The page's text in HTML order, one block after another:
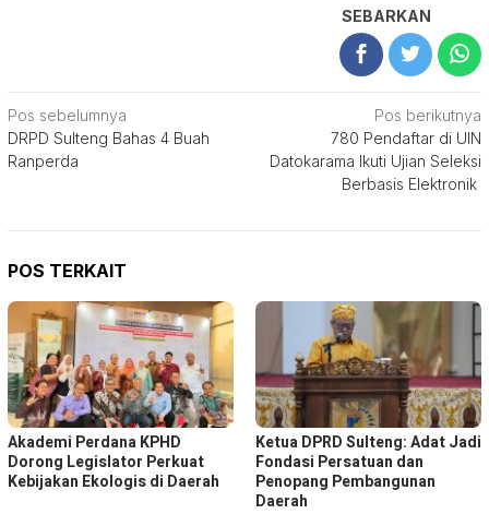
SEBARKAN
Navigasi
pos
Pos sebelumnya
DRPD Sulteng Bahas 4 Buah
Ranperda
Pos berikutnya
780 Pendaftar di UIN
Datokarama Ikuti Ujian Seleksi
Berbasis Elektronik
POS TERKAIT
Akademi Perdana KPHD
Dorong Legislator Perkuat
Kebijakan Ekologis di Daerah
Ketua DPRD Sulteng: Adat Jadi
Fondasi Persatuan dan
Penopang Pembangunan
Daerah